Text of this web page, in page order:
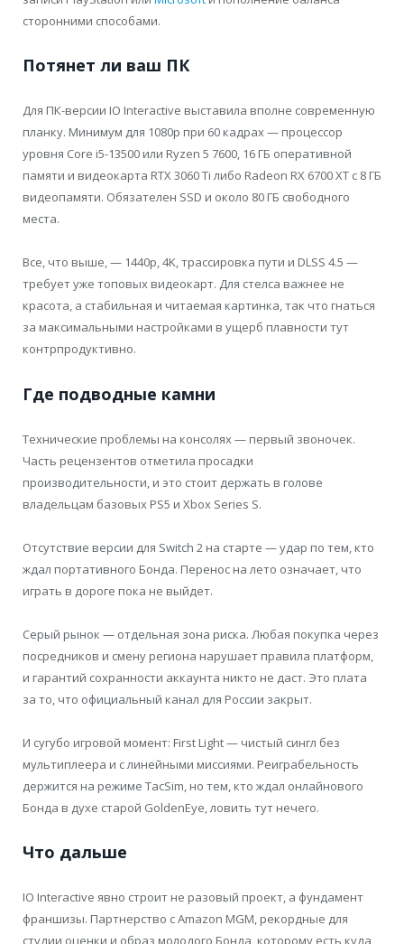
сторонними способами.
Потянет ли ваш ПК
Для ПК-версии IO Interactive выставила вполне современную
планку. Минимум для 1080p при 60 кадрах — процессор
уровня Core i5-13500 или Ryzen 5 7600, 16 ГБ оперативной
памяти и видеокарта RTX 3060 Ti либо Radeon RX 6700 XT с 8 ГБ
видеопамяти. Обязателен SSD и около 80 ГБ свободного
места.
Все, что выше, — 1440p, 4K, трассировка пути и DLSS 4.5 —
требует уже топовых видеокарт. Для стелса важнее не
красота, а стабильная и читаемая картинка, так что гнаться
за максимальными настройками в ущерб плавности тут
контрпродуктивно.
Где подводные камни
Технические проблемы на консолях — первый звоночек.
Часть рецензентов отметила просадки
производительности, и это стоит держать в голове
владельцам базовых PS5 и Xbox Series S.
Отсутствие версии для Switch 2 на старте — удар по тем, кто
ждал портативного Бонда. Перенос на лето означает, что
играть в дороге пока не выйдет.
Серый рынок — отдельная зона риска. Любая покупка через
посредников и смену региона нарушает правила платформ,
и гарантий сохранности аккаунта никто не даст. Это плата
за то, что официальный канал для России закрыт.
И сугубо игровой момент: First Light — чистый сингл без
мультиплеера и с линейными миссиями. Реиграбельность
держится на режиме TacSim, но тем, кто ждал онлайнового
Бонда в духе старой GoldenEye, ловить тут нечего.
Что дальше
IO Interactive явно строит не разовый проект, а фундамент
франшизы. Партнерство с Amazon MGM, рекордные для
студии оценки и образ молодого Бонда, которому есть куда